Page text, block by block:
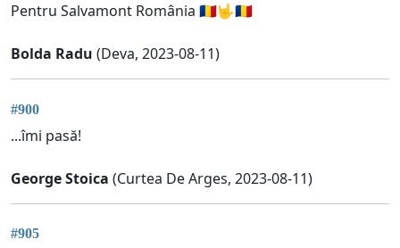
Pentru Salvamont România 🇷🇴🤟🇷🇴
Bolda Radu (Deva, 2023-08-11)
#900
...îmi pasă!
George Stoica (Curtea De Arges, 2023-08-11)
#905